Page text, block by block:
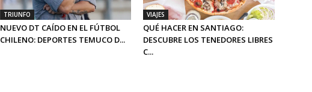
TRIUNFO
NUEVO DT CAÍDO EN EL FÚTBOL
CHILENO: DEPORTES TEMUCO D...
VIAJES
QUÉ HACER EN SANTIAGO:
DESCUBRE LOS TENEDORES LIBRES
C...